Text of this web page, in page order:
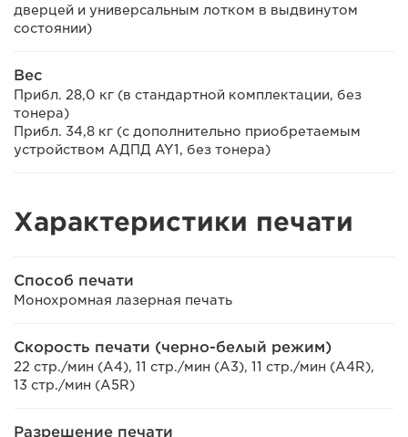
дверцей и универсальным лотком в выдвинутом
состоянии)
Вес
Прибл. 28,0 кг (в стандартной комплектации, без
тонера)
Прибл. 34,8 кг (с дополнительно приобретаемым
устройством АДПД AY1, без тонера)
Характеристики печати
Способ печати
Монохромная лазерная печать
Скорость печати (черно-белый режим)
22 стр./мин (A4), 11 стр./мин (A3), 11 стр./мин (A4R),
13 стр./мин (A5R)
Разрешение печати